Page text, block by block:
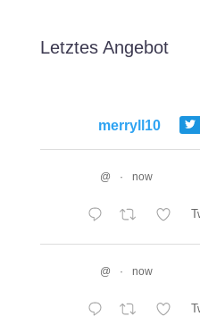
Letztes Angebot
merryll10
@ · now
@ · now